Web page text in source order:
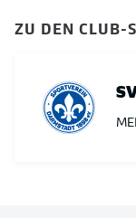
ZU DEN CLUB-